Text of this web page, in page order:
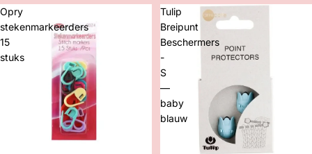
Opry
stekenmarkeerders
15
stuks
Tulip
Breipunt
Beschermers
-
S
—
baby
blauw